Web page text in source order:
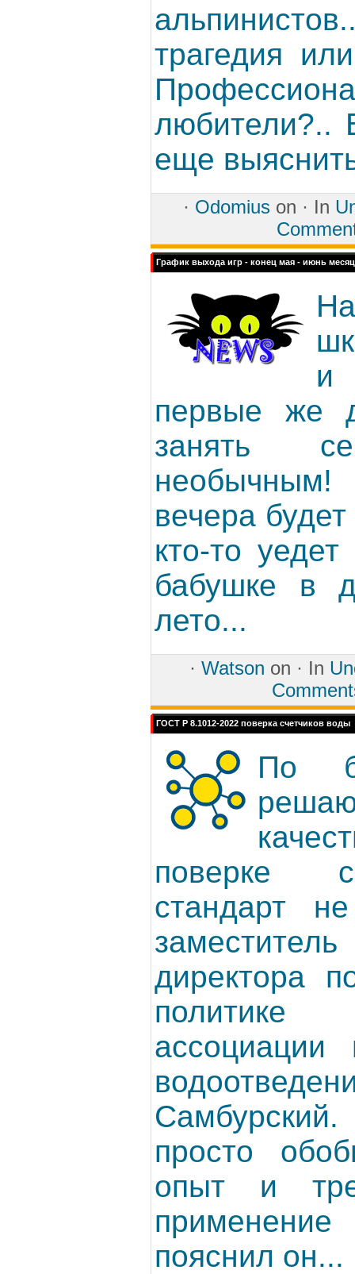
трагедия
любители?..
еще
· Odomius on · In
График выхода игр - конец мая - июнь месяц
и
первые же
занять
необычным!
вечера
кто-то
бабушке в
лето...
· Watson on · In
ГОСТ Р 8.1012-2022 поверка счетчиков воды
По
поверке
стандарт
директора
ассоциации
просто
опыт и
пояснил он...